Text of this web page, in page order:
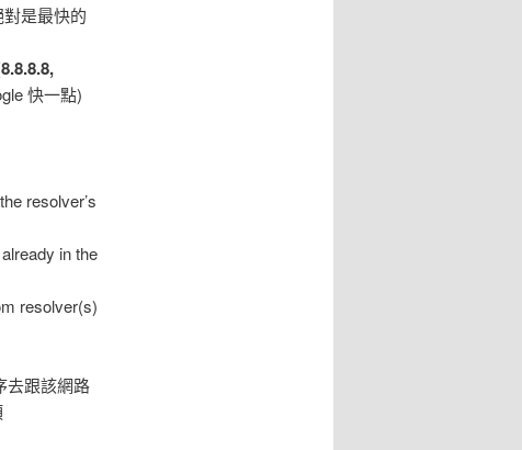
是最快的
8.8.8.8,
快一點)
resolver’s
in the
resolver(s)
去跟該網路